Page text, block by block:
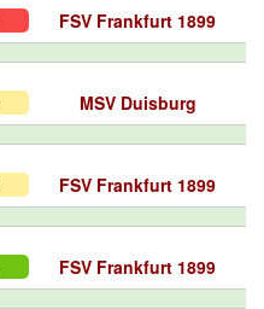
FSV Frankfurt 1899
MSV Duisburg
FSV Frankfurt 1899
FSV Frankfurt 1899